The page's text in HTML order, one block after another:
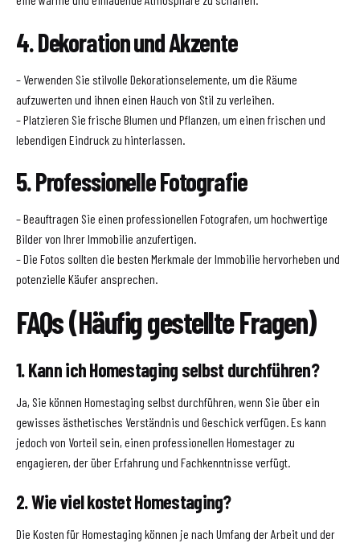
4. Dekoration und Akzente
– Verwenden Sie stilvolle Dekorationselemente, um die Räume
aufzuwerten und ihnen einen Hauch von Stil zu verleihen.
– Platzieren Sie frische Blumen und Pflanzen, um einen frischen und
lebendigen Eindruck zu hinterlassen.
5. Professionelle Fotografie
– Beauftragen Sie einen professionellen Fotografen, um hochwertige
Bilder von Ihrer Immobilie anzufertigen.
– Die Fotos sollten die besten Merkmale der Immobilie hervorheben und
potenzielle Käufer ansprechen.
FAQs (Häufig gestellte Fragen)
1. Kann ich Homestaging selbst durchführen?
Ja, Sie können Homestaging selbst durchführen, wenn Sie über ein
gewisses ästhetisches Verständnis und Geschick verfügen. Es kann
jedoch von Vorteil sein, einen professionellen Homestager zu
engagieren, der über Erfahrung und Fachkenntnisse verfügt.
2. Wie viel kostet Homestaging?
Die Kosten für Homestaging können je nach Umfang der Arbeit und der